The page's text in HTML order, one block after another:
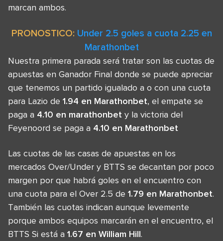
marcan ambos.
PRONOSTICO: Under 2.5 goles a cuota 2.25 en
Marathonbet
Nuestra primera parada será tratar son las cuotas de
apuestas en Ganador Final donde se puede apreciar
que tenemos un partido igualado a o con una cuota
para Lazio de 1.94 en Marathonbet, el empate se
paga a 4.10 en marathonbet y la victoria del
Feyenoord se paga a 4.10 en Marathonbet
Las cuotas de las casas de apuestas en los
mercados Over/Under y BTTS se decantan por poco
margen por que habrá goles en el encuentro con
una cuota para el Over 2.5 de 1.79 en Marathonbet.
También las cuotas indican aunque levemente
porque ambos equipos marcarán en el encuentro, el
BTTS Si está a 1.67 en William Hill.